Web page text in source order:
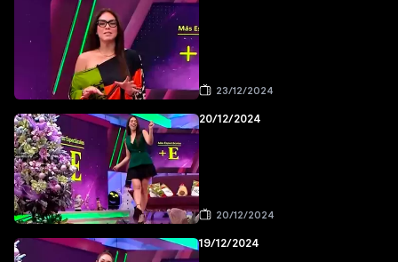
23/12/2024
20/12/2024
20/12/2024
19/12/2024